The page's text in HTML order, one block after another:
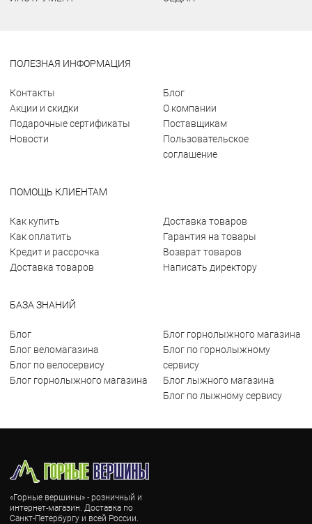
ПОЛЕЗНАЯ ИНФОРМАЦИЯ
Контакты
Акции и скидки
Подарочные сертификаты
Новости
Блог
О компании
Поставщикам
Пользовательское
соглашение
ПОМОЩЬ КЛИЕНТАМ
Как купить
Как оплатить
Кредит и рассрочка
Доставка товаров
Доставка товаров
Гарантия на товары
Возврат товаров
Написать директору
БАЗА ЗНАНИЙ
Блог
Блог веломагазина
Блог по велосервису
Блог горнолыжного магазина
Блог горнолыжного магазина
Блог по горнолыжному
сервису
Блог лыжного магазина
Блог по лыжному сервису
«Горные вершины» - розничный и
интернет-магазин. Доставка по
Санкт-Петербургу и всей России.